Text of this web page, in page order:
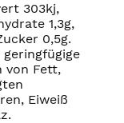
303kj,
1,3g,
0,5g.
von Fett,
Eiweiß